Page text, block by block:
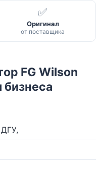
✅
Оригинал
от поставщика
FG Wilson